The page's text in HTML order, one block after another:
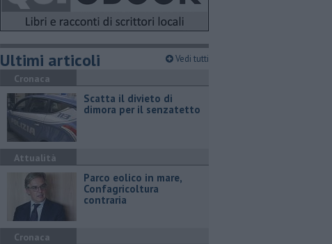
Ultimi articoli Vedi tutti
Cronaca
Scatta il divieto di
dimora per il senzatetto
Attualità
Parco eolico in mare,
Confagricoltura
contraria
Cronaca